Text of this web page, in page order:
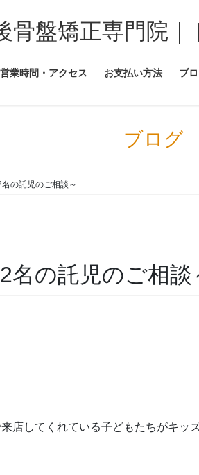
骨盤矯正専門院
営業時間・アクセス お支払い方法 ブ
ブログ
の託児のご相談～
名の託児のご相談
店してくれている子どもたちがキッ